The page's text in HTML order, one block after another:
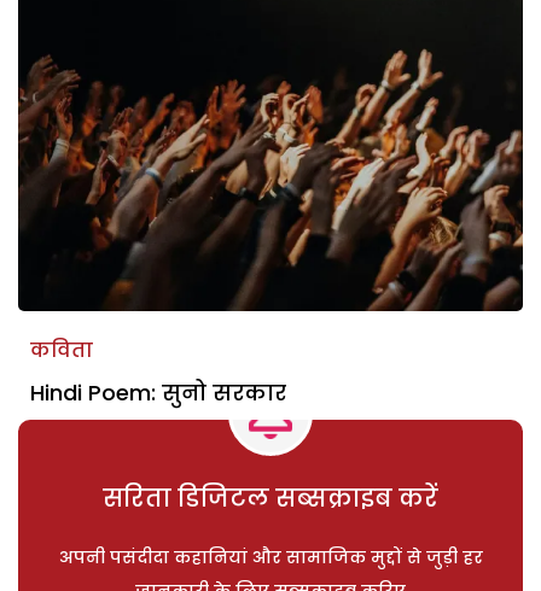
कविता
Hindi Poem: सुनो सरकार
सरिता डिजिटल सब्सक्राइब करें
अपनी पसंदीदा कहानियां और सामाजिक मुद्दों से जुड़ी हर